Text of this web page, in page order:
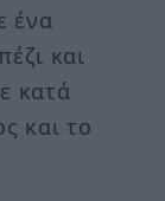
ένα
και
κατά
και το